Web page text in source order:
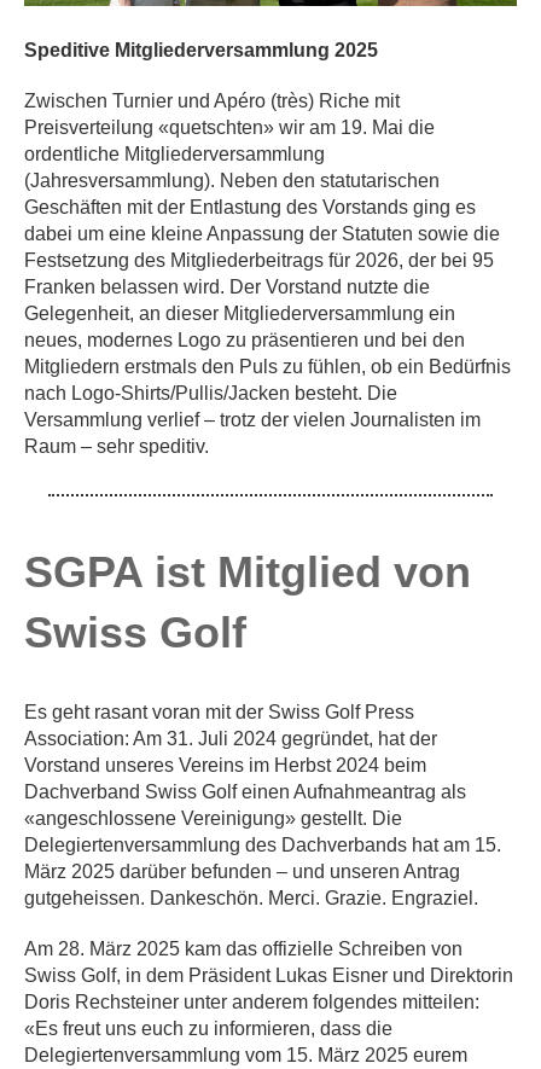
Speditive Mitgliederversammlung 2025
Zwischen Turnier und Apéro (très) Riche mit
Preisverteilung «quetschten» wir am 19. Mai die
ordentliche Mitgliederversammlung
(Jahresversammlung). Neben den statutarischen
Geschäften mit der Entlastung des Vorstands ging es
dabei um eine kleine Anpassung der Statuten sowie die
Festsetzung des Mitgliederbeitrags für 2026, der bei 95
Franken belassen wird. Der Vorstand nutzte die
Gelegenheit, an dieser Mitgliederversammlung ein
neues, modernes Logo zu präsentieren und bei den
Mitgliedern erstmals den Puls zu fühlen, ob ein Bedürfnis
nach Logo-Shirts/Pullis/Jacken besteht. Die
Versammlung verlief – trotz der vielen Journalisten im
Raum – sehr speditiv.
SGPA ist Mitglied von
Swiss Golf
Es geht rasant voran mit der Swiss Golf Press
Association: Am 31. Juli 2024 gegründet, hat der
Vorstand unseres Vereins im Herbst 2024 beim
Dachverband Swiss Golf einen Aufnahmeantrag als
«angeschlossene Vereinigung» gestellt. Die
Delegiertenversammlung des Dachverbands hat am 15.
März 2025 darüber befunden – und unseren Antrag
gutgeheissen. Dankeschön. Merci. Grazie. Engraziel.
Am 28. März 2025 kam das offizielle Schreiben von
Swiss Golf, in dem Präsident Lukas Eisner und Direktorin
Doris Rechsteiner unter anderem folgendes mitteilen:
«Es freut uns euch zu informieren, dass die
Delegiertenversammlung vom 15. März 2025 eurem